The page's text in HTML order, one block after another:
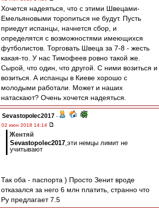
Хочется надеяться, что с этими Швецами-
Емельяновыми торопиться не будут. Пусть
приедут испанцы, начнется сбор, и
определятся с возможностями имеющихся
футболистов. Торговать Швеца за 7-8 - жесть
какая-то. У нас Тимофеев ровно такой же.
Сырой, что один, что другой. С ними возиться и
возиться. А испанцы в Киеве хорошо с
молодыми работали. Может и наших
натаскают? Очень хочется надеяться.
Sevastopolec2017 -
02 июн 2018 14:14
Жентяй
Sevastopolec2017,эти немцы лимит не
учитывают
Так оба - паспорта ) Просто Зенит вроде
отказался за него 6 млн платить, странно что
Ру предлагает 7.5